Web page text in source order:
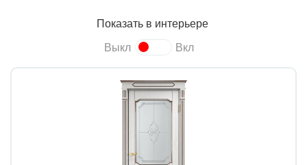
Показать в интерьере
Выкл Вкл